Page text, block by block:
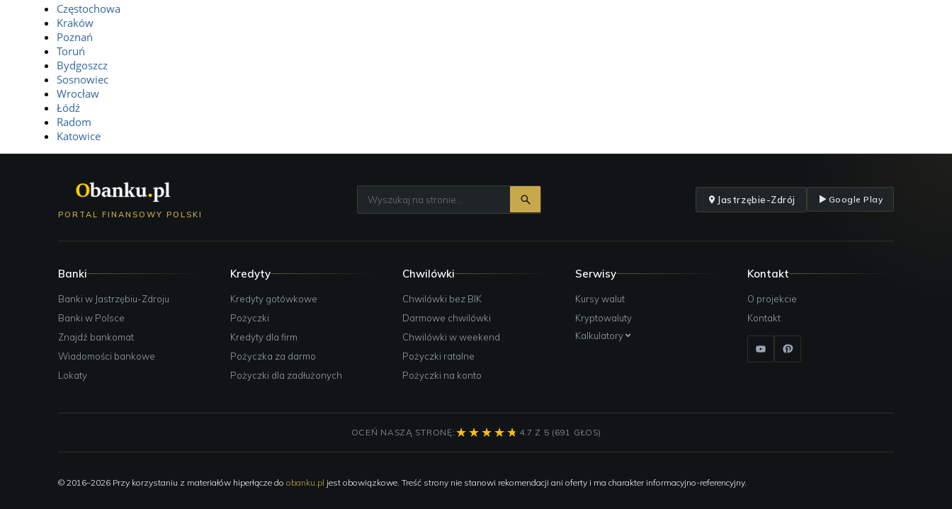
Częstochowa
Kraków
Poznań
Toruń
Bydgoszcz
Sosnowiec
Wrocław
Łódź
Radom
Katowice
PORTAL FINANSOWY POLSKI
Jastrzębie-Zdrój Google Play
Banki
Banki w Jastrzębiu-Zdroju
Banki w Polsce
Znajdź bankomat
Wiadomości bankowe
Lokaty
Kredyty
Kredyty gotówkowe
Pożyczki
Kredyty dla firm
Pożyczka za darmo
Pożyczki dla zadłużonych
Chwilówki
Chwilówki bez BIK
Darmowe chwilówki
Chwilówki w weekend
Pożyczki ratalne
Pożyczki na konto
Serwisy
Kursy walut
Kryptowaluty
Kalkulatory
Kontakt
O projekcie
Kontakt
OCEŃ NASZĄ STRONĘ: 4.7 Z 5 (691 GŁOS)
© 2016–2026 Przy korzystaniu z materiałów hiperłącze do obanku.pl jest obowiązkowe. Treść strony nie stanowi rekomendacji ani oferty i ma charakter informacyjno-referencyjny.